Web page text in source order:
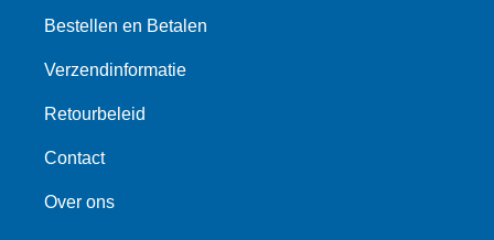
Bestellen en Betalen
Verzendinformatie
Retourbeleid
Contact
Over ons